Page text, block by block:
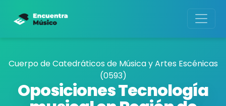
Cuerpo de Catedráticos de Música y Artes Escénicas
(0593)
Oposiciones Tecnología